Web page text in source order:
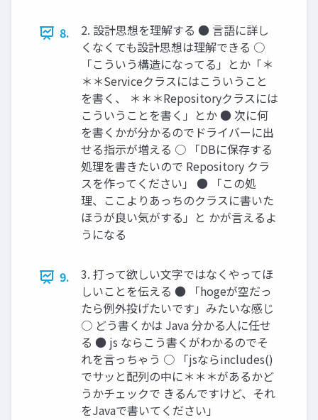
8.
2. 設計思想を理解する ● 言語に詳し
くなくても設計思想は理解できる ○
「こういう構造になってる」とか「＊
＊＊Serviceクラスにはこういうこと
を書く、 ＊＊＊Repositoryクラスには
こういうことを書く」とか ● 次に何
を書くかが分かるのでドライバーに出
せる指示が増える ○ 「DBに保存する
処理を書きたいので Repository クラ
スを作ってください」 ● 「この処
理、ここよりあっちのクラスに書いた
ほうが良い気がする」と かが言えるよ
うになる
9.
3. 打って欲しい文字ではなくやってほ
しいことを伝える ● 「hogeが空だっ
たら例外投げたいです」みたいな感じ
○ どう書くかは Java 分かる人に任せ
る ● js ならこう書くがわかるのでそ
れを言っちゃう ○ 「jsならincludes()
でサッと配列の中に＊＊＊があるかど
うかチェックで きるんですけど、それ
をJavaで書いてください」